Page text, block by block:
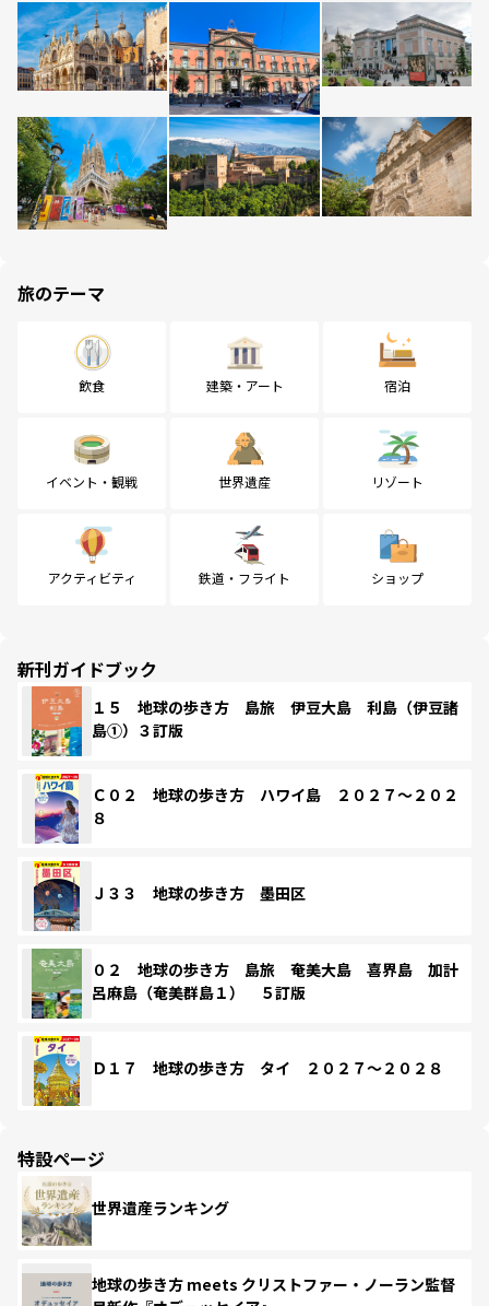
旅のテーマ
飲食 建築・アート 宿泊
イベント・観戦 世界遺産 リゾート
アクティビティ 鉄道・フライト ショップ
新刊ガイドブック
１５ 地球の歩き方 島旅 伊豆大島 利島（伊豆諸
島①）３訂版
Ｃ０２ 地球の歩き方 ハワイ島 ２０２７～２０２
８
Ｊ３３ 地球の歩き方 墨田区
０２ 地球の歩き方 島旅 奄美大島 喜界島 加計
呂麻島（奄美群島１） ５訂版
Ｄ１７ 地球の歩き方 タイ ２０２７～２０２８
特設ページ
世界遺産ランキング
地球の歩き方 meets クリストファー・ノーラン監督